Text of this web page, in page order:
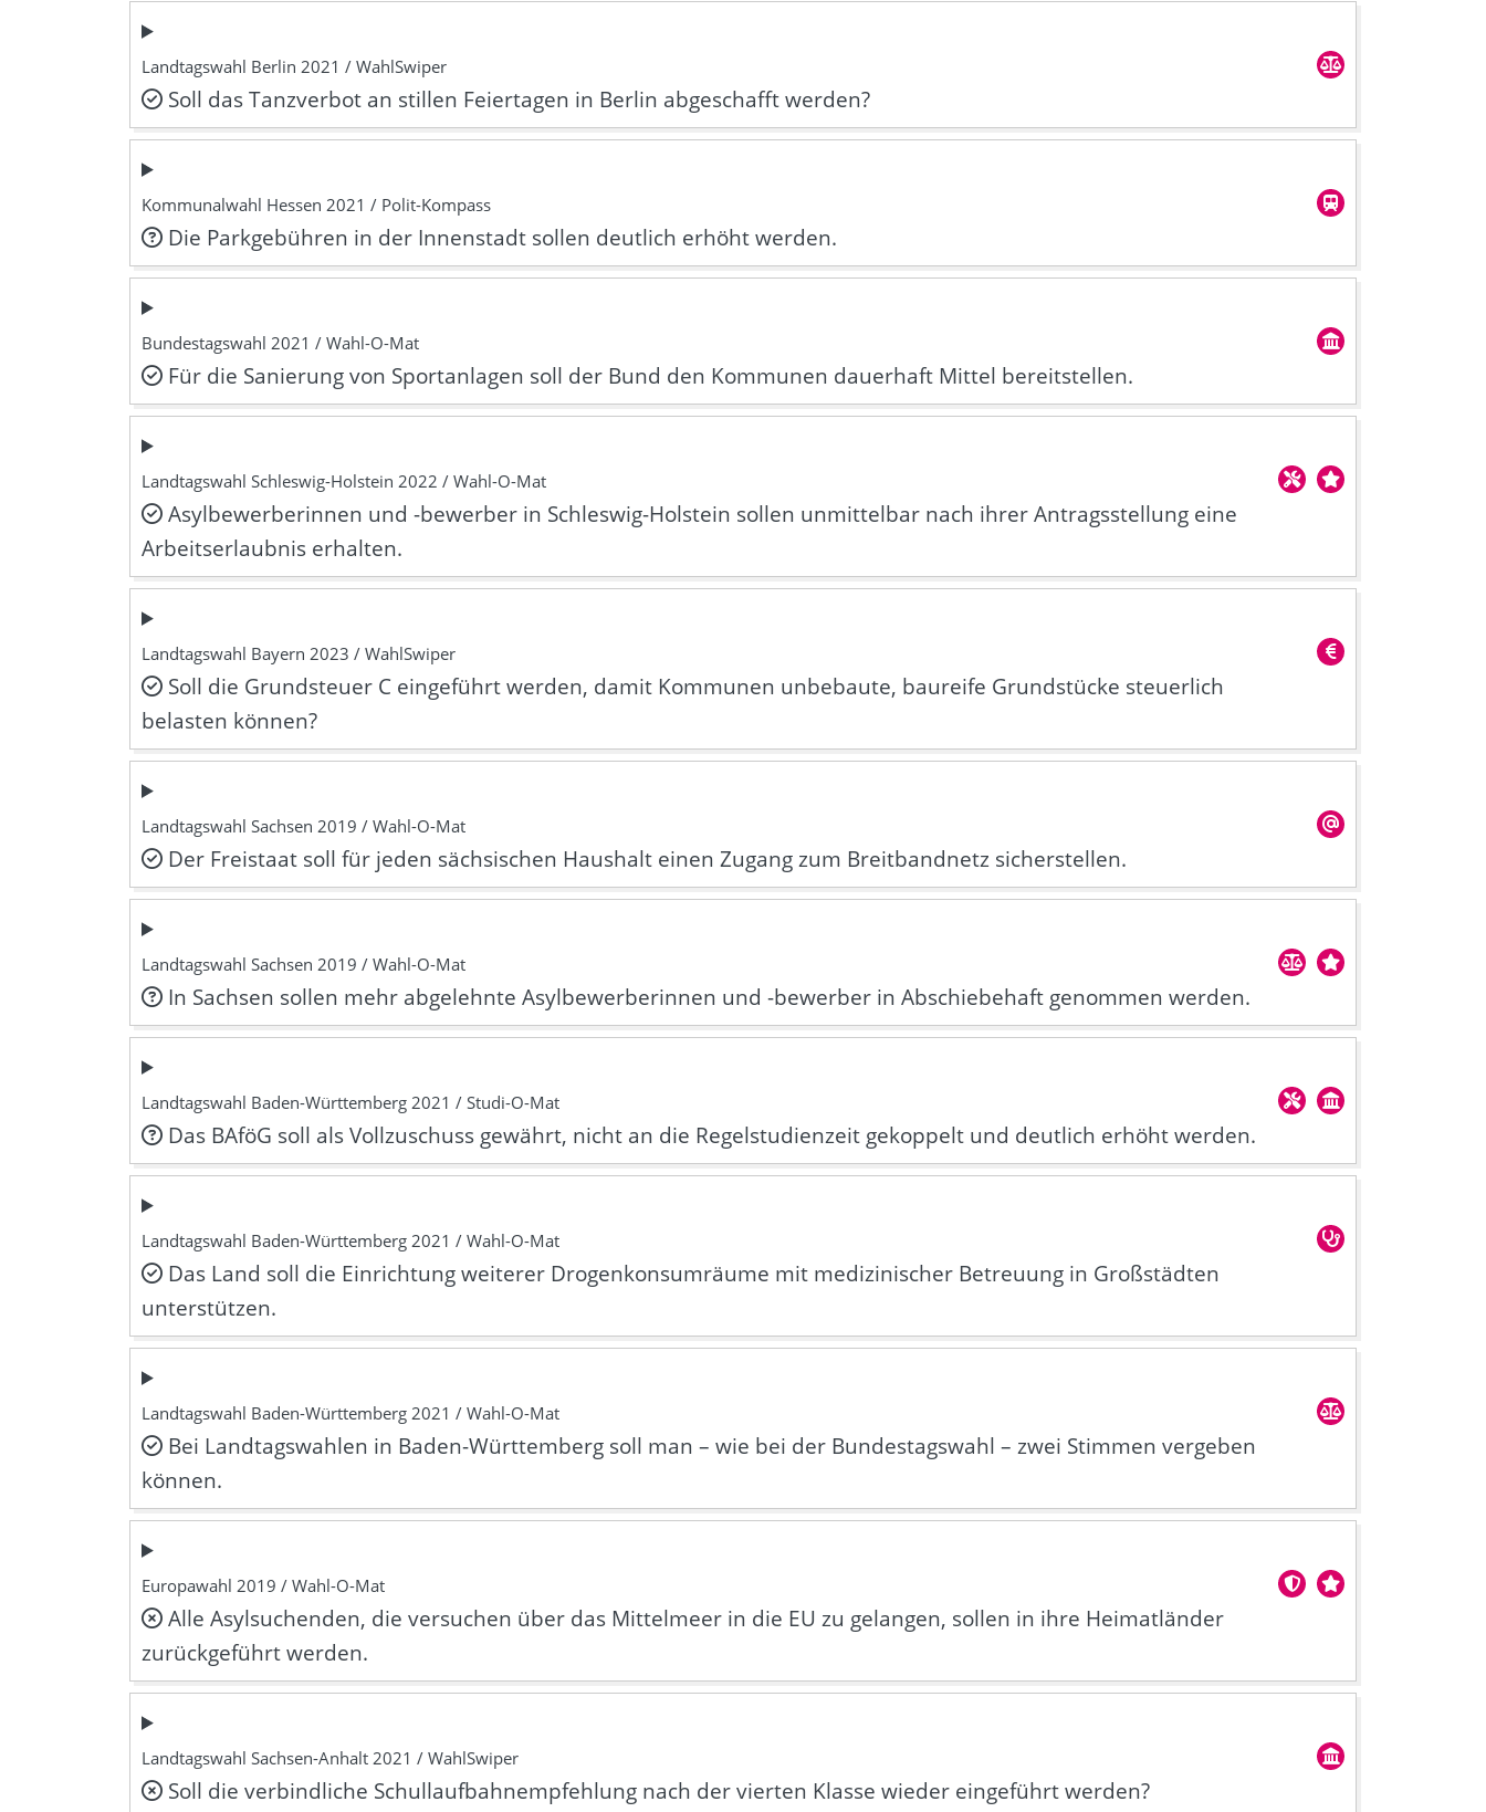
Landtagswahl Berlin 2021 / WahlSwiper
Soll das Tanzverbot an stillen Feiertagen in Berlin abgeschafft werden?
Kommunalwahl Hessen 2021 / Polit-Kompass
Die Parkgebühren in der Innenstadt sollen deutlich erhöht werden.
Bundestagswahl 2021 / Wahl-O-Mat
Für die Sanierung von Sportanlagen soll der Bund den Kommunen dauerhaft Mittel bereitstellen.
Landtagswahl Schleswig-Holstein 2022 / Wahl-O-Mat
Asylbewerberinnen und -bewerber in Schleswig-Holstein sollen unmittelbar nach ihrer Antragsstellung eine
Arbeitserlaubnis erhalten.
Landtagswahl Bayern 2023 / WahlSwiper
Soll die Grundsteuer C eingeführt werden, damit Kommunen unbebaute, baureife Grundstücke steuerlich
belasten können?
Landtagswahl Sachsen 2019 / Wahl-O-Mat
Der Freistaat soll für jeden sächsischen Haushalt einen Zugang zum Breitbandnetz sicherstellen.
Landtagswahl Sachsen 2019 / Wahl-O-Mat
In Sachsen sollen mehr abgelehnte Asylbewerberinnen und -bewerber in Abschiebehaft genommen werden.
Landtagswahl Baden-Württemberg 2021 / Studi-O-Mat
Das BAföG soll als Vollzuschuss gewährt, nicht an die Regelstudienzeit gekoppelt und deutlich erhöht werden.
Landtagswahl Baden-Württemberg 2021 / Wahl-O-Mat
Das Land soll die Einrichtung weiterer Drogenkonsumräume mit medizinischer Betreuung in Großstädten
unterstützen.
Landtagswahl Baden-Württemberg 2021 / Wahl-O-Mat
Bei Landtagswahlen in Baden-Württemberg soll man – wie bei der Bundestagswahl – zwei Stimmen vergeben
können.
Europawahl 2019 / Wahl-O-Mat
Alle Asylsuchenden, die versuchen über das Mittelmeer in die EU zu gelangen, sollen in ihre Heimatländer
zurückgeführt werden.
Landtagswahl Sachsen-Anhalt 2021 / WahlSwiper
Soll die verbindliche Schullaufbahnempfehlung nach der vierten Klasse wieder eingeführt werden?